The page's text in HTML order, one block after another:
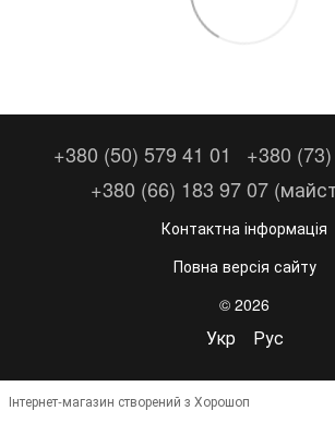
+380 (50) 579 41 01
+380
+380 (66) 183 97 07
Контактна інформація
Повна версія сайту
© 2026
Укр Рус
Інтернет-магазин створений з Хорошоп